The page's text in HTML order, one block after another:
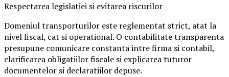
Respectarea legislatiei si evitarea riscurilor
Domeniul transporturilor este reglementat strict, atat la
nivel fiscal, cat si operational. O contabilitate transparenta
presupune comunicare constanta intre firma si contabil,
clarificarea obligatiilor fiscale si explicarea tuturor
documentelor si declaratiilor depuse.